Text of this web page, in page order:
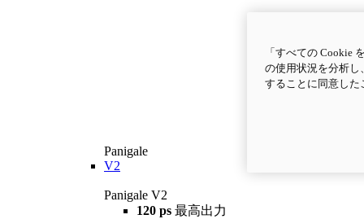
Panigale
V2
Panigale V2
120 ps 最高出力
「すべての Cookie
の使用状況を分析し
することに同意し